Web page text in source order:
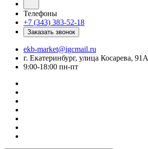
Телефоны
+7 (343) 383-52-18
Заказать звонок
ekb-market@igcmail.ru
г. Екатеринбург, улица Косарева, 91А
9:00-18:00 пн-пт